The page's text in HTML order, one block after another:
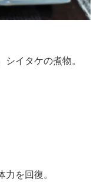
イタケの煮物。
を回復。